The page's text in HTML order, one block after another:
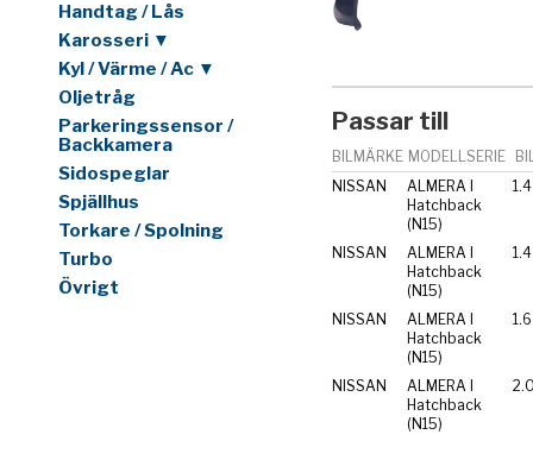
Handtag / Lås
Karosseri ▼
Kyl / Värme / Ac ▼
Oljetråg
Parkeringssensor /
Backkamera
Sidospeglar
Spjällhus
Torkare / Spolning
Turbo
Övrigt
Passar till
BILMÄRKE MODELLSERIE
NISSAN
ALMERA I
Hatchback
(N15)
1.4
NISSAN
ALMERA I
Hatchback
(N15)
NISSAN
ALMERA I
Hatchback
(N15)
1.6
NISSAN
ALMERA I
Hatchback
(N15)